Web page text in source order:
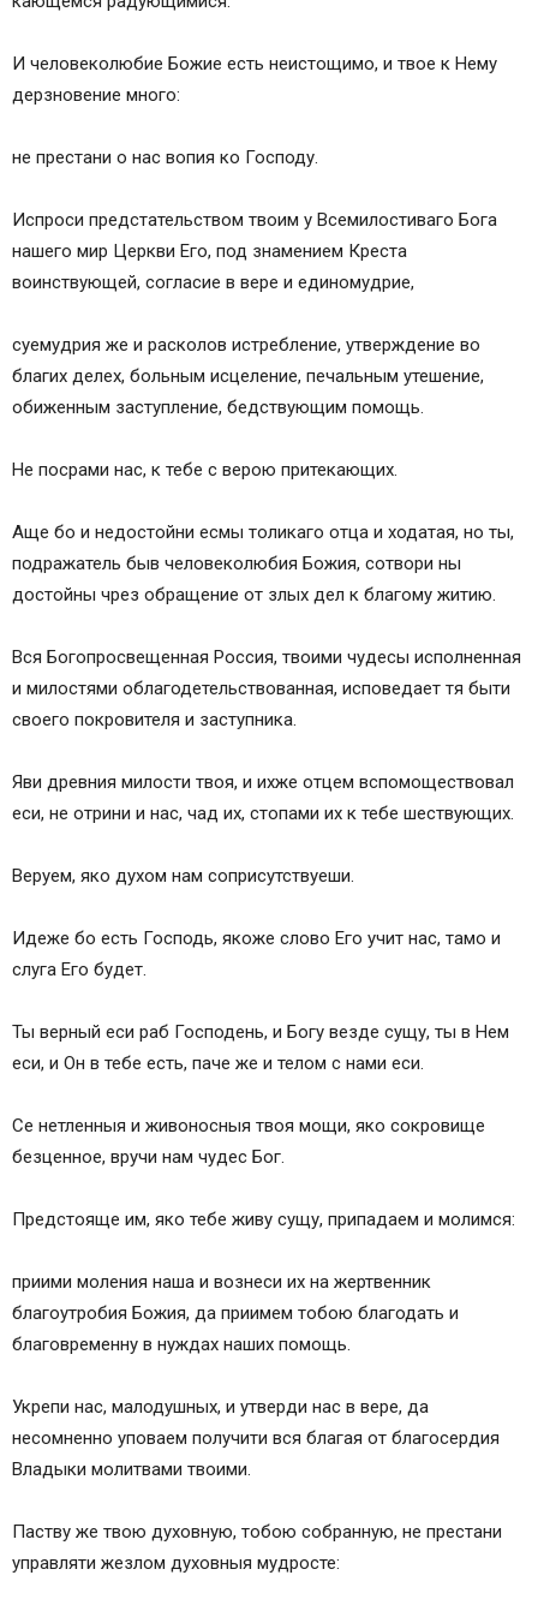
И человеколюбие Божие есть неистощимо, и твое к Нему
дерзновение много:
не престани о нас вопия ко Господу.
Испроси предстательством твоим у Всемилостиваго Бога
нашего мир Церкви Его, под знамением Креста
воинствующей, согласие в вере и единомудрие,
суемудрия же и расколов истребление, утверждение во
благих делех, больным исцеление, печальным утешение,
обиженным заступление, бедствующим помощь.
Не посрами нас, к тебе с верою притекающих.
Аще бо и недостойни есмы толикаго отца и ходатая, но ты,
подражатель быв человеколюбия Божия, сотвори ны
достойны чрез обращение от злых дел к благому житию.
Вся Богопросвещенная Россия, твоими чудесы исполненная
и милостями облагодетельствованная, исповедает тя быти
своего покровителя и заступника.
Яви древния милости твоя, и ихже отцем вспомоществовал
еси, не отрини и нас, чад их, стопами их к тебе шествующих.
Веруем, яко духом нам соприсутствуеши.
Идеже бо есть Господь, якоже слово Его учит нас, тамо и
слуга Его будет.
Ты верный еси раб Господень, и Богу везде сущу, ты в Нем
еси, и Он в тебе есть, паче же и телом с нами еси.
Се нетленныя и живоносныя твоя мощи, яко сокровище
безценное, вручи нам чудес Бог.
Предстояще им, яко тебе живу сущу, припадаем и молимся:
приими моления наша и вознеси их на жертвенник
благоутробия Божия, да приимем тобою благодать и
благовременну в нуждах наших помощь.
Укрепи нас, малодушных, и утверди нас в вере, да
несомненно уповаем получити вся благая от благосердия
Владыки молитвами твоими.
Паству же твою духовную, тобою собранную, не престани
управляти жезлом духовныя мудросте: